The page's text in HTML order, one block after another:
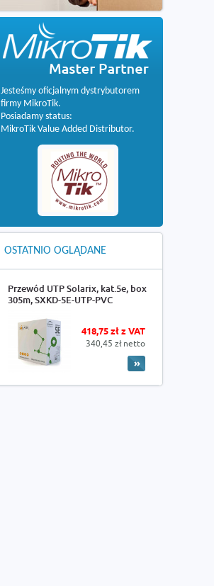
Jesteśmy oficjalnym dystrybutorem
firmy MikroTik.
Posiadamy status:
MikroTik Value Added Distributor.
OSTATNIO OGLĄDANE
Przewód UTP Solarix, kat.5e, box
305m, SXKD-5E-UTP-PVC
418,75 zł z VAT
340,45 zł netto